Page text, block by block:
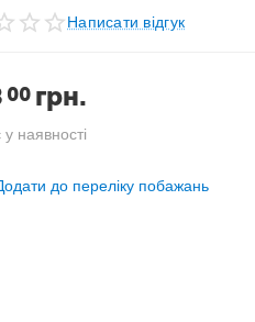
Написати відгук
00 грн.
наявності
до переліку побажань